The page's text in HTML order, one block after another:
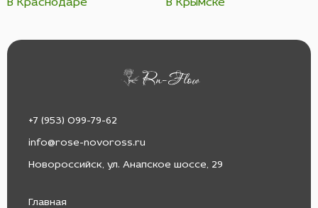
В Краснодаре В Крымске
+7 (953) 099-79-62
info@rose-novoross.ru
Новороссийск, ул. Анапское шоссе, 29
Главная